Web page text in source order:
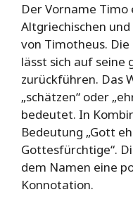
Der Vorname
Altgriechischen
von Timotheus.
lässt sich auf seine
zurückführen. Das
„schätzen“ oder
bedeutet. In
Bedeutung „Gott
Gottesfürchtige“.
dem Namen eine
Konnotation.